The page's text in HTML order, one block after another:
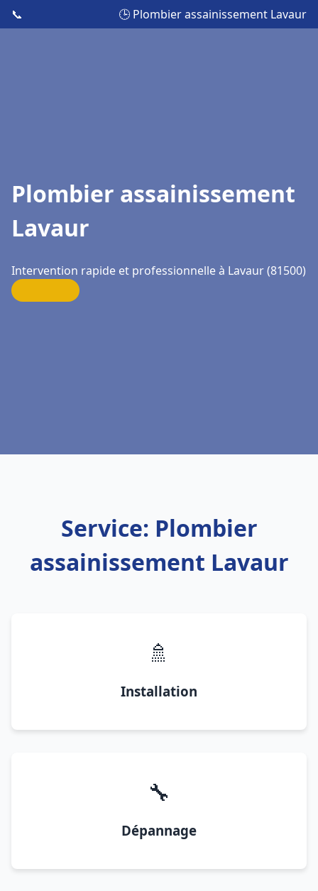
📞 🕒 Plombier assainissement Lavaur
Plombier assainissement
Lavaur
Intervention rapide et professionnelle à Lavaur (81500)
Service: Plombier
assainissement Lavaur
🚿
Installation
🔧
Dépannage